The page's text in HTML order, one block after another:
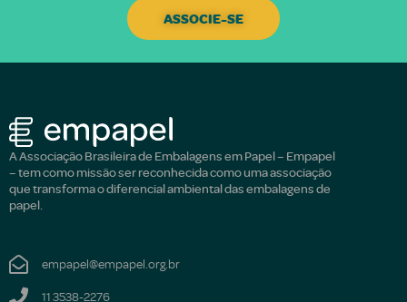
ASSOCIE-SE
A Associação Brasileira de Embalagens em Papel – Empapel
– tem como missão ser reconhecida como uma associação
que transforma o diferencial ambiental das embalagens de
papel.
empapel@empapel.org.br
11 3538-2276